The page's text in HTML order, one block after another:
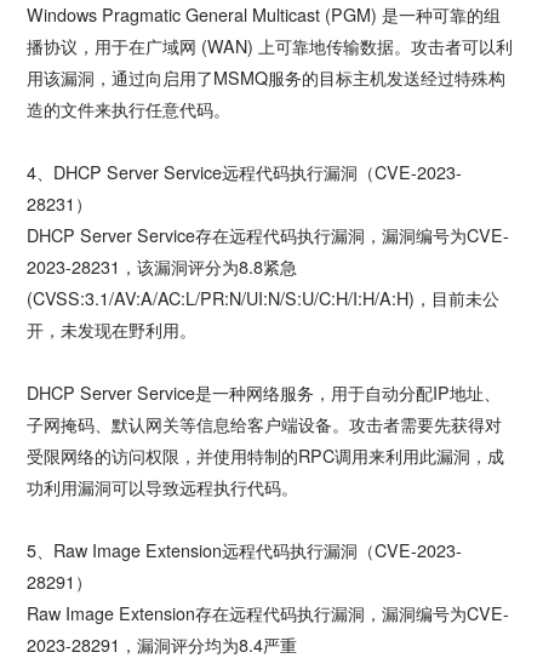
Windows Pragmatic General Multicast (PGM) 是一种可靠的组
播协议，用于在广域网 (WAN) 上可靠地传输数据。攻击者可以利
用该漏洞，通过向启用了MSMQ服务的目标主机发送经过特殊构
造的文件来执行任意代码。
4、DHCP Server Service远程代码执行漏洞（CVE-2023-
28231）
DHCP Server Service存在远程代码执行漏洞，漏洞编号为CVE-
2023-28231，该漏洞评分为8.8紧急
(CVSS:3.1/AV:A/AC:L/PR:N/UI:N/S:U/C:H/I:H/A:H)，目前未公
开，未发现在野利用。
DHCP Server Service是一种网络服务，用于自动分配IP地址、
子网掩码、默认网关等信息给客户端设备。攻击者需要先获得对
受限网络的访问权限，并使用特制的RPC调用来利用此漏洞，成
功利用漏洞可以导致远程执行代码。
5、Raw Image Extension远程代码执行漏洞（CVE-2023-
28291）
Raw Image Extension存在远程代码执行漏洞，漏洞编号为CVE-
2023-28291，漏洞评分均为8.4严重